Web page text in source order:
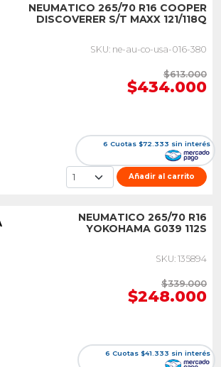
NEUMATICO 265/70 R16 COOPER
DISCOVERER S/T MAXX 121/118Q
SKU: ne-au-co-usa-016-380
$613.000
$434.000
6 Cuotas $72.333 sin interés
Añadir al carrito
NEUMATICO 265/70 R16
YOKOHAMA G039 112S
SKU: 135894
$339.000
$248.000
6 Cuotas $41.333 sin interés